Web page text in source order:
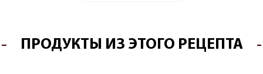
ПРОДУКТЫ ИЗ ЭТОГО РЕЦЕПТА